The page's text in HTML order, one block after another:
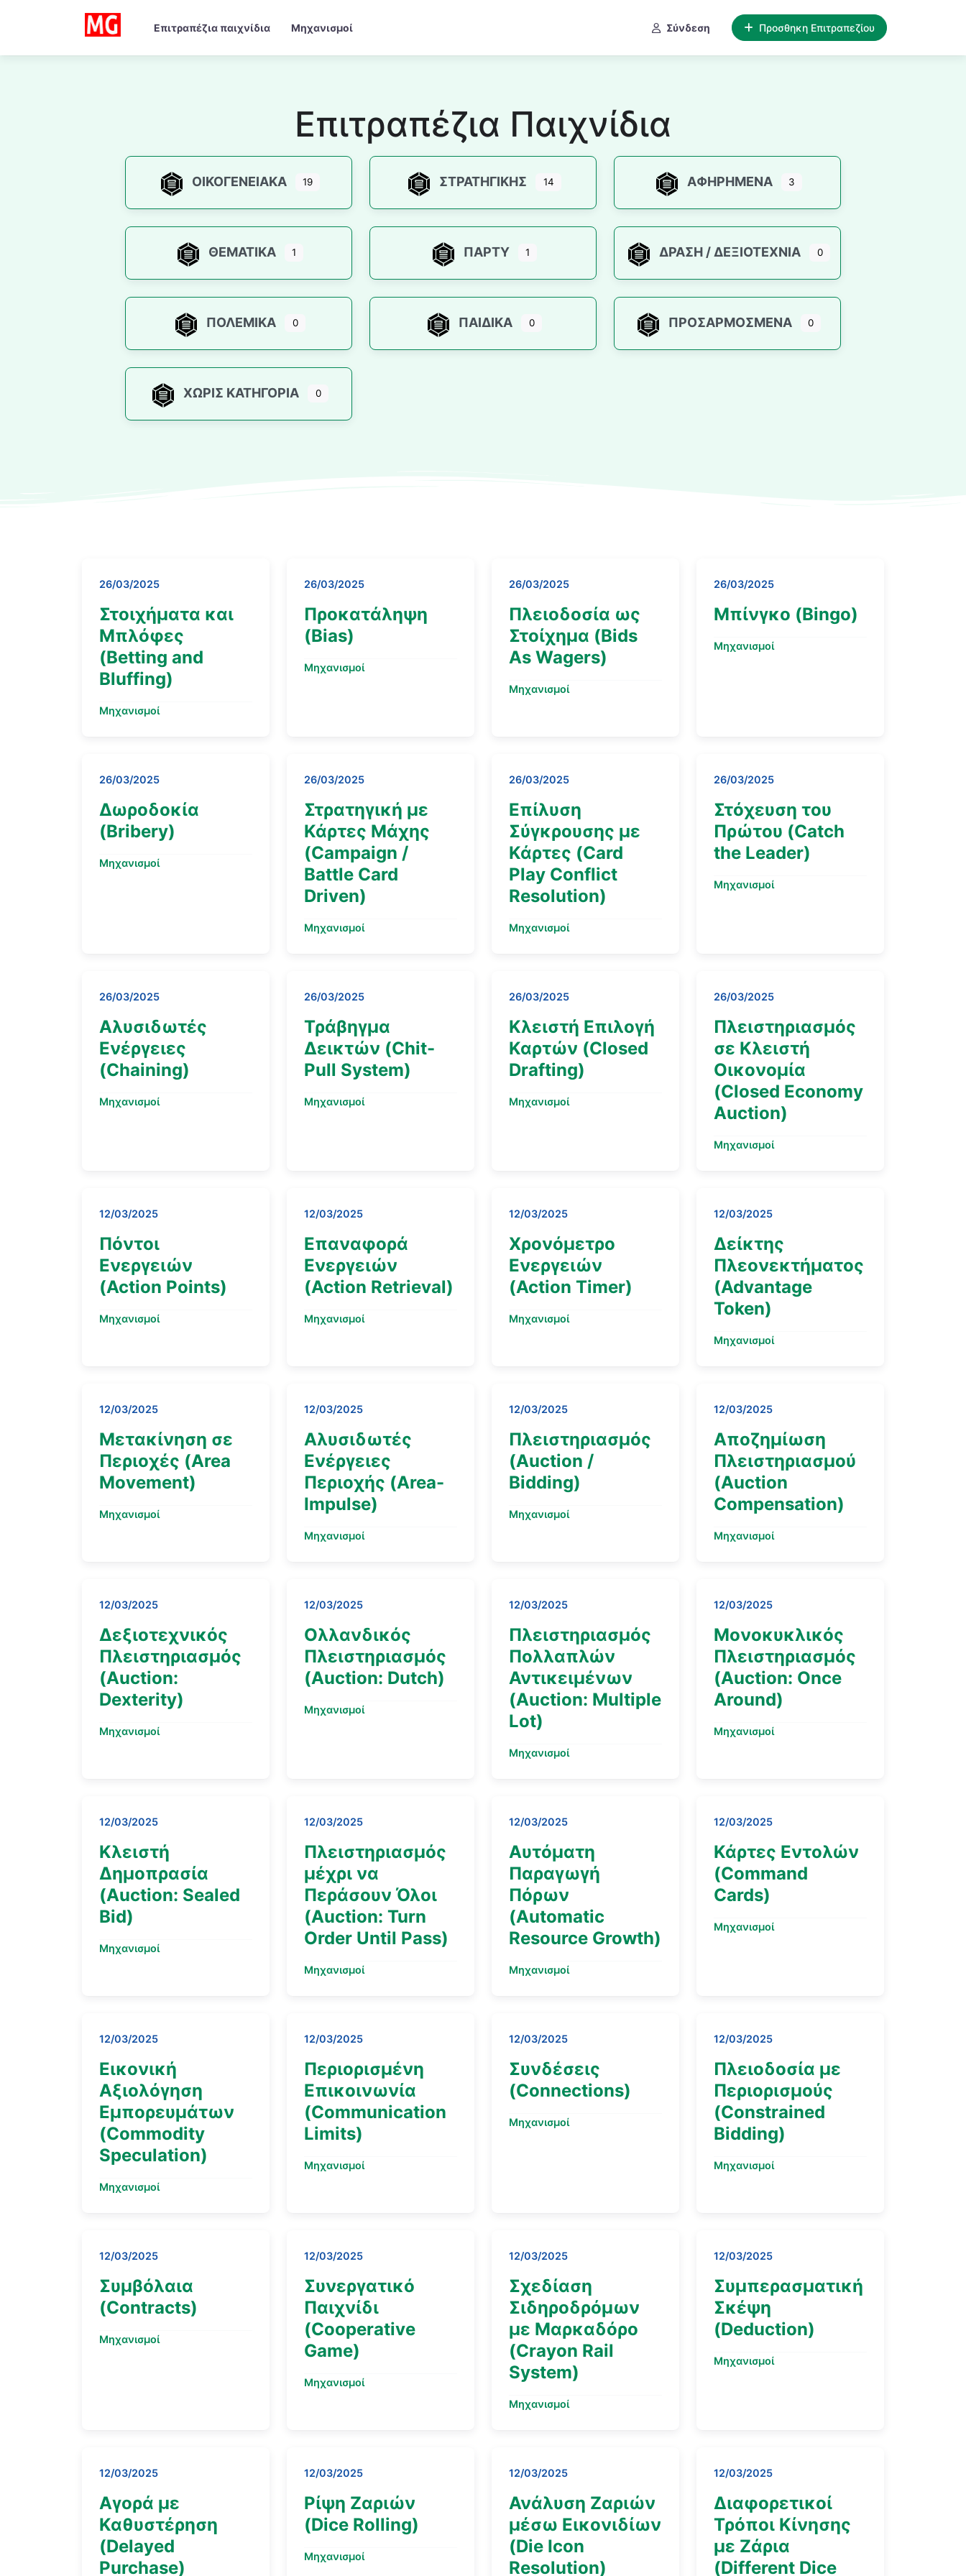
Επιτραπέζια παιχνίδια Μηχανισμοί Σύνδεση Προσθηκη Επιτραπεζίου
Επιτραπέζια Παιχνίδια
ΟΙΚΟΓΕΝΕΙΑΚΆ 19 ΣΤΡΑΤΗΓΙΚΉΣ 14 ΑΦΗΡΗΜΈΝΑ 3
ΘΕΜΑΤΙΚΆ 1 ΠΆΡΤΥ 1 ΔΡΆΣΗ / ΔΕΞΙΟΤΕΧΝΊΑ 0
ΠΟΛΕΜΙΚΆ 0 ΠΑΙΔΙΚΆ 0 ΠΡΟΣΑΡΜΟΣΜΈΝΑ 0
ΧΩΡΊΣ ΚΑΤΗΓΟΡΊΑ 0
26/03/2025
Στοιχήματα και
Μπλόφες
(Betting and
Bluffing)
Μηχανισμοί
26/03/2025
Προκατάληψη
(Bias)
Μηχανισμοί
26/03/2025
Πλειοδοσία ως
Στοίχημα (Bids
As Wagers)
Μηχανισμοί
26/03/2025
Μπίνγκο (Bingo)
Μηχανισμοί
26/03/2025
Δωροδοκία
(Bribery)
Μηχανισμοί
26/03/2025
Στρατηγική με
Κάρτες Μάχης
(Campaign /
Battle Card
Driven)
Μηχανισμοί
26/03/2025
Επίλυση
Σύγκρουσης με
Κάρτες (Card
Play Conflict
Resolution)
Μηχανισμοί
26/03/2025
Στόχευση του
Πρώτου (Catch
the Leader)
Μηχανισμοί
26/03/2025
Αλυσιδωτές
Ενέργειες
(Chaining)
Μηχανισμοί
26/03/2025
Τράβηγμα
Δεικτών (Chit-
Pull System)
Μηχανισμοί
26/03/2025
Κλειστή Επιλογή
Καρτών (Closed
Drafting)
Μηχανισμοί
26/03/2025
Πλειστηριασμός
σε Κλειστή
Οικονομία
(Closed Economy
Auction)
Μηχανισμοί
12/03/2025
Πόντοι
Ενεργειών
(Action Points)
Μηχανισμοί
12/03/2025
Επαναφορά
Ενεργειών
(Action Retrieval)
Μηχανισμοί
12/03/2025
Χρονόμετρο
Ενεργειών
(Action Timer)
Μηχανισμοί
12/03/2025
Δείκτης
Πλεονεκτήματος
(Advantage
Token)
Μηχανισμοί
12/03/2025
Μετακίνηση σε
Περιοχές (Area
Movement)
Μηχανισμοί
12/03/2025
Αλυσιδωτές
Ενέργειες
Περιοχής (Area-
Impulse)
Μηχανισμοί
12/03/2025
Πλειστηριασμός
(Auction /
Bidding)
Μηχανισμοί
12/03/2025
Αποζημίωση
Πλειστηριασμού
(Auction
Compensation)
Μηχανισμοί
12/03/2025
Δεξιοτεχνικός
Πλειστηριασμός
(Auction:
Dexterity)
Μηχανισμοί
12/03/2025
Ολλανδικός
Πλειστηριασμός
(Auction: Dutch)
Μηχανισμοί
12/03/2025
Πλειστηριασμός
Πολλαπλών
Αντικειμένων
(Auction: Multiple
Lot)
Μηχανισμοί
12/03/2025
Μονοκυκλικός
Πλειστηριασμός
(Auction: Once
Around)
Μηχανισμοί
12/03/2025
Κλειστή
Δημοπρασία
(Auction: Sealed
Bid)
Μηχανισμοί
12/03/2025
Πλειστηριασμός
μέχρι να
Περάσουν Όλοι
(Auction: Turn
Order Until Pass)
Μηχανισμοί
12/03/2025
Αυτόματη
Παραγωγή
Πόρων
(Automatic
Resource Growth)
Μηχανισμοί
12/03/2025
Κάρτες Εντολών
(Command
Cards)
Μηχανισμοί
12/03/2025
Εικονική
Αξιολόγηση
Εμπορευμάτων
(Commodity
Speculation)
Μηχανισμοί
12/03/2025
Περιορισμένη
Επικοινωνία
(Communication
Limits)
Μηχανισμοί
12/03/2025
Συνδέσεις
(Connections)
Μηχανισμοί
12/03/2025
Πλειοδοσία με
Περιορισμούς
(Constrained
Bidding)
Μηχανισμοί
12/03/2025
Συμβόλαια
(Contracts)
Μηχανισμοί
12/03/2025
Συνεργατικό
Παιχνίδι
(Cooperative
Game)
Μηχανισμοί
12/03/2025
Σχεδίαση
Σιδηροδρόμων
με Μαρκαδόρο
(Crayon Rail
System)
Μηχανισμοί
12/03/2025
Συμπερασματική
Σκέψη
(Deduction)
Μηχανισμοί
12/03/2025
Αγορά με
Καθυστέρηση
(Delayed
Purchase)
12/03/2025
Ρίψη Ζαριών
(Dice Rolling)
Μηχανισμοί
12/03/2025
Ανάλυση Ζαριών
μέσω Εικονιδίων
(Die Icon
Resolution)
12/03/2025
Διαφορετικοί
Τρόποι Κίνησης
με Ζάρια
(Different Dice